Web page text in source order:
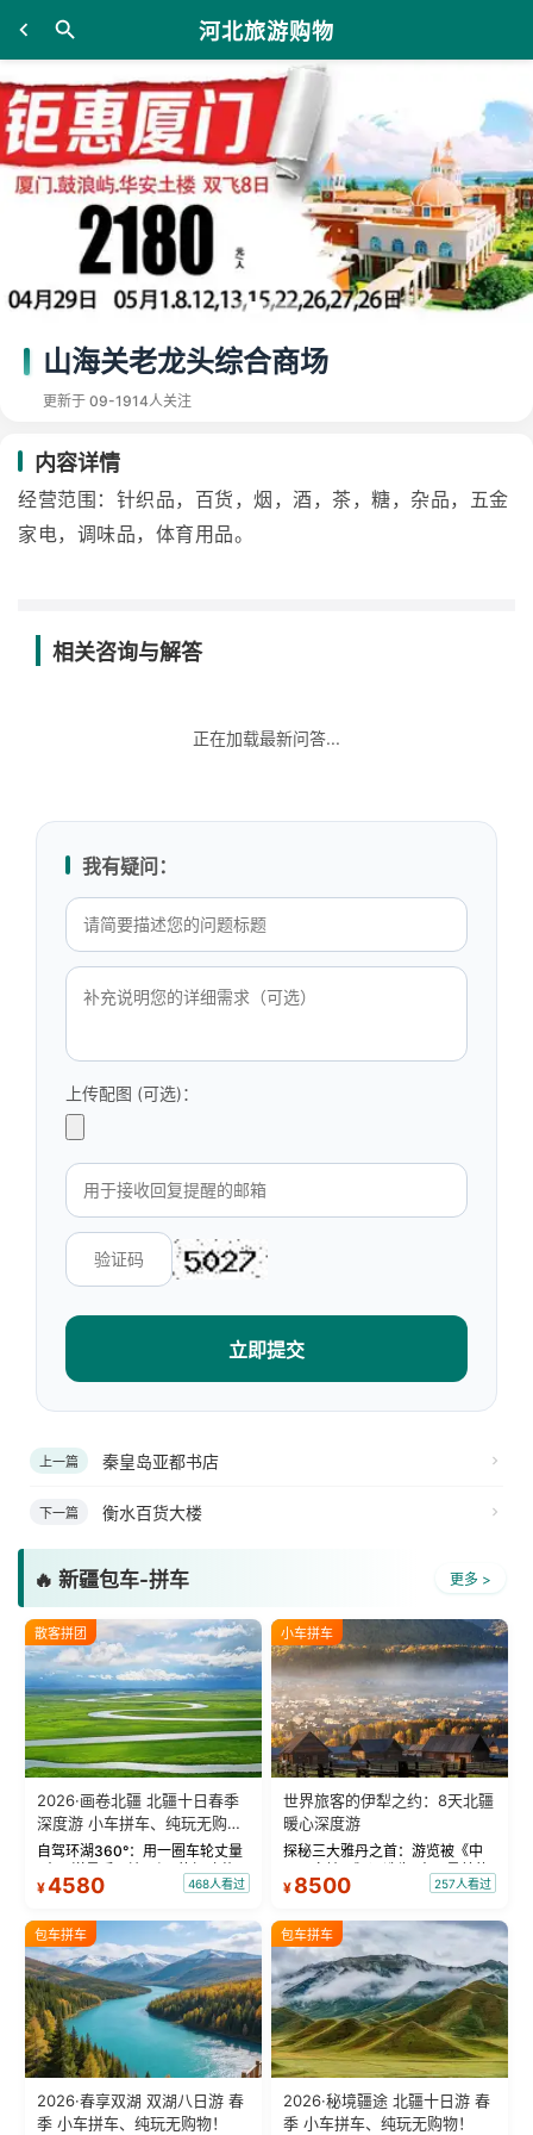
河北旅游购物
山海关老龙头综合商场
更新于 09-1914人关注
内容详情
经营范围：针织品，百货，烟，酒，茶，糖，杂品，五金
家电，调味品，体育用品。
相关咨询与解答
正在加载最新问答...
我有疑问：
上传配图 (可选)：
立即提交
上一篇 秦皇岛亚都书店
下一篇 衡水百货大楼
🔥 新疆包车-拼车 更多 >
散客拼团
2026·画卷北疆 北疆十日春季
深度游 小车拼车、纯玩无购
物！
自驾环湖360°：用一圈车轮丈量
“大西洋最后一滴眼泪”的极致蔚
蓝。 赛湖旅拍：甄选多款风格服
绝美瞬间。 赛湖坦克300跟车视
频：专业摄影师...
¥4580 468人看过
小车拼车
世界旅客的伊犁之约：8天北疆
暖心深度游
探秘三大雅丹之首：游览被《中
国国家地理》评选为“中国最美的
三大雅丹”第一名的克拉玛依魔鬼
瓦人最大村落——禾木村，欣赏
晨雾与小木...
¥ 8500 257人看过
包车拼车
2026·春享双湖 双湖八日游 春
季 小车拼车、纯玩无购物！
包车拼车
2026·秘境疆途 北疆十日游 春
季 小车拼车、纯玩无购物！